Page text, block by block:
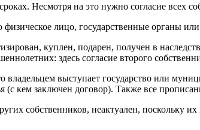
Несмотря на это нужно согласие всех
лицо, государственные органы
куплен, подарен, получен в
здесь согласие второго
владельцем выступает государство или
кем заключен договор). Также все
собственников, неактуален, поскольку